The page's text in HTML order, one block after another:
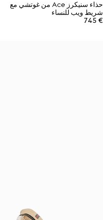
حذاء سنيكرز Ace من غوتشي مع
شريط ويب للنساء
€ 745